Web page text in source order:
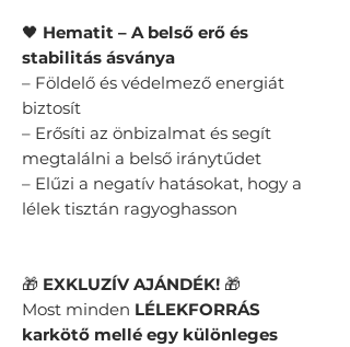
🖤 Hematit – A belső erő és
stabilitás ásványa
– Földelő és védelmező energiát
biztosít
– Erősíti az önbizalmat és segít
megtalálni a belső iránytűdet
– Elűzi a negatív hatásokat, hogy a
lélek tisztán ragyoghasson
🎁 EXKLUZÍV AJÁNDÉK! 🎁
Most minden LÉLEKFORRÁS
karkötő mellé egy különleges